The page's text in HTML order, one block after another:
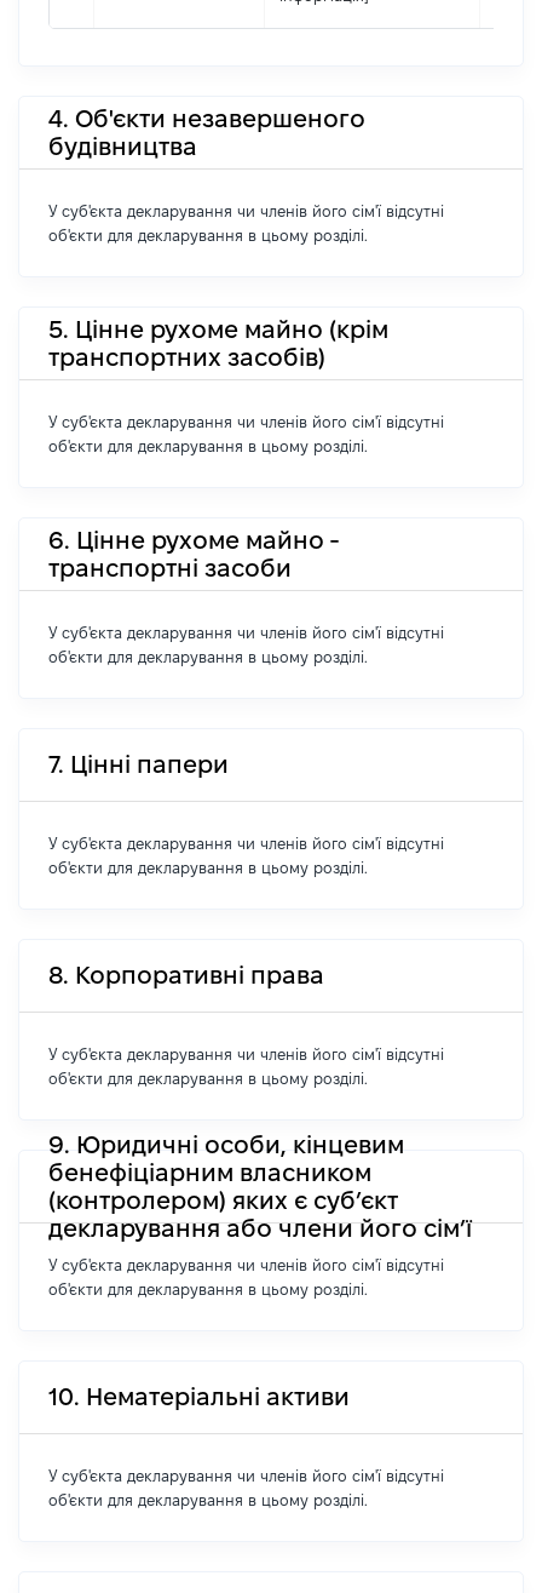
4. Об'єкти незавершеного
будівництва
У суб'єкта декларування чи членів його сім'ї відсутні
об'єкти для декларування в цьому розділі.
5. Цінне рухоме майно (крім
транспортних засобів)
У суб'єкта декларування чи членів його сім'ї відсутні
об'єкти для декларування в цьому розділі.
6. Цінне рухоме майно -
транспортні засоби
У суб'єкта декларування чи членів його сім'ї відсутні
об'єкти для декларування в цьому розділі.
7. Цінні папери
У суб'єкта декларування чи членів його сім'ї відсутні
об'єкти для декларування в цьому розділі.
8. Корпоративні права
У суб'єкта декларування чи членів його сім'ї відсутні
об'єкти для декларування в цьому розділі.
9. Юридичні особи, кінцевим
бенефіціарним власником
(контролером) яких є суб’єкт
декларування або члени його сім’ї
У суб'єкта декларування чи членів його сім'ї відсутні
об'єкти для декларування в цьому розділі.
10. Нематеріальні активи
У суб'єкта декларування чи членів його сім'ї відсутні
об'єкти для декларування в цьому розділі.